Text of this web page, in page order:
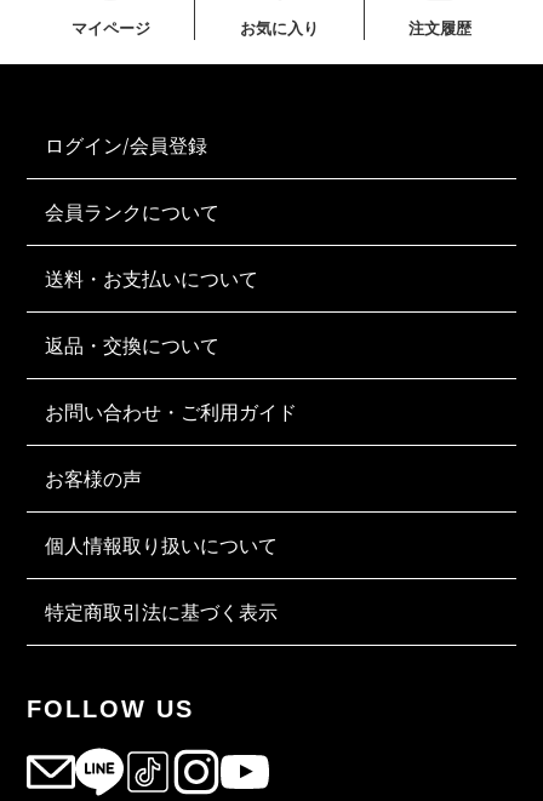
マイページ お気に入り 注文履歴
ログイン/会員登録
会員ランクについて
送料・お支払いについて
返品・交換について
お問い合わせ・ご利用ガイド
お客様の声
個人情報取り扱いについて
特定商取引法に基づく表示
FOLLOW US